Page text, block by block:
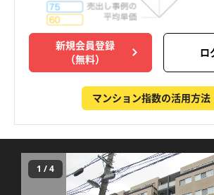
新規会員登録
（無料）
ロ
マンション指数の活用方法
1 /4